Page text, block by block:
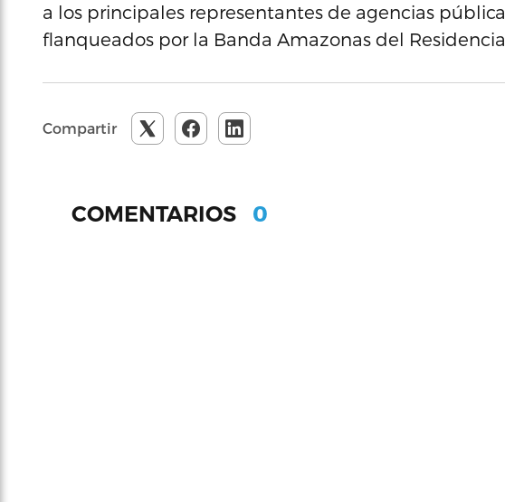
a los principales representantes de agencias
flanqueados por la Banda Amazonas del
Compartir
COMENTARIOS 0